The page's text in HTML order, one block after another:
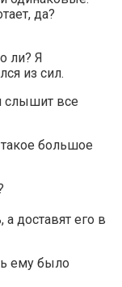
да?
ли? Я
из сил.
слышит все
большое
а доставят его в
ему было